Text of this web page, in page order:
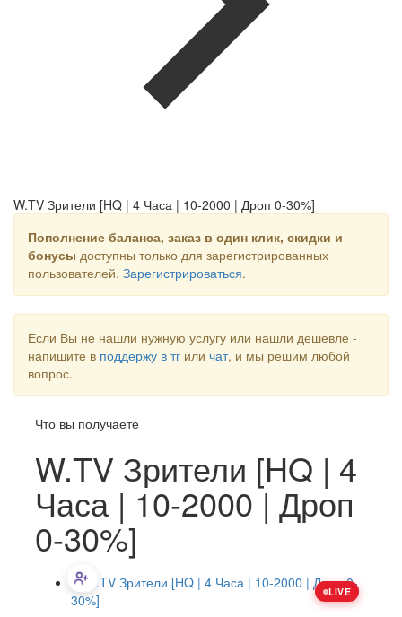
W.TV Зрители [HQ | 4 Часа | 10-2000 | Дроп 0-30%]
Пополнение баланса, заказ в один клик, скидки и
бонусы доступны только для зарегистрированных
пользователей. Зарегистрироваться.
Если Вы не нашли нужную услугу или нашли дешевле -
напишите в поддержу в тг или чат, и мы решим любой
вопрос.
Что вы получаете
W.TV Зрители [HQ | 4
Часа | 10-2000 | Дроп
0-30%]
LIVE